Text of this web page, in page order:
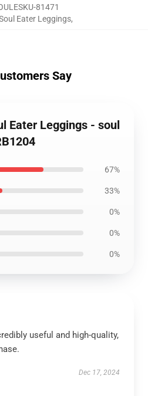
81471
Eater Leggings,
Say
Eater Leggings - soul
67%
33%
0%
0%
0%
useful and high-quality,
Dec 17, 2024